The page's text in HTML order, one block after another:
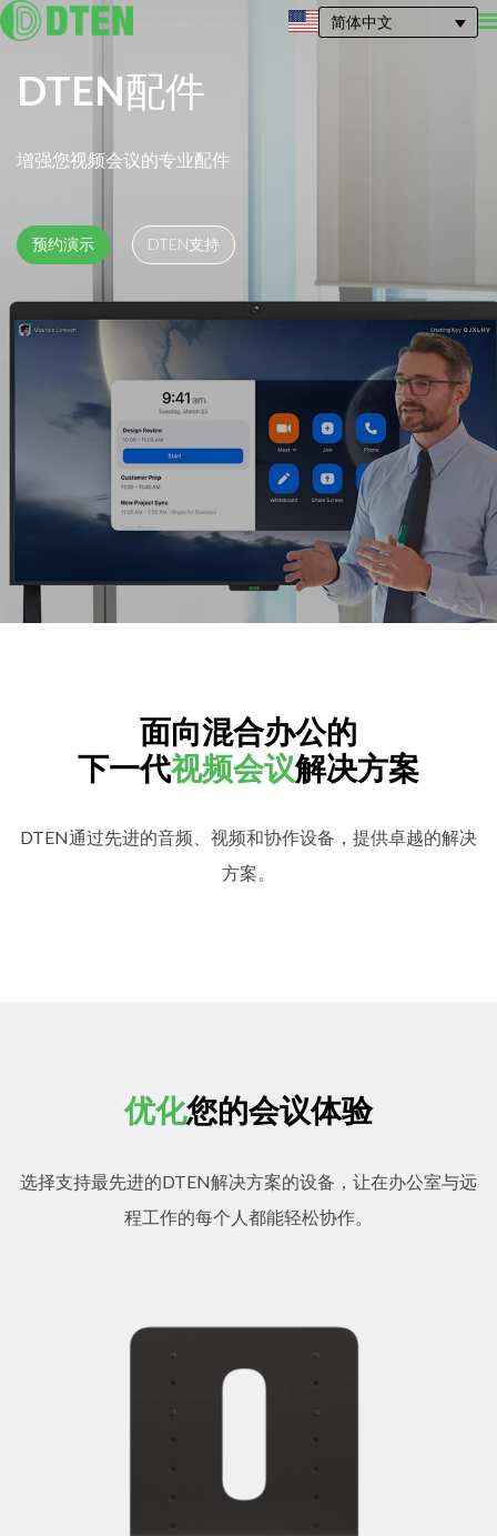
简体中文
DTEN配件
增强您视频会议的专业配件
预约演示 DTEN支持
面向混合办公的
下一代视频会议解决方案
DTEN通过先进的音频、视频和协作设备，提供卓越的解决
方案。
优化您的会议体验
选择支持最先进的DTEN解决方案的设备，让在办公室与远
程工作的每个人都能轻松协作。